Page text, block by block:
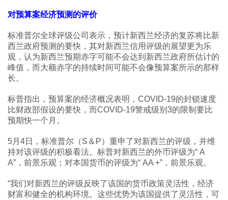
对预算案经济预测的评价
标准普尔全球评级公司表示，预计新西兰经济的复苏将比新
西兰政府预测的要快，其对新西兰信用评级的展望更为乐
观，认为新西兰预期赤字可能不会达到新西兰政府所估计的
峰值，而大额赤字的持续时间可能不会像预算案所示的那样
长。
标普指出，预算案的经济概况表明，COVID-19的封锁速度
比财政部假设的要快，而COVID-19警戒级别3的限制要比
预期快一个月。
5月4日，标准普尔（S＆P）重申了对新西兰的评级，并维
持对该评级的积极看法。标普对新西兰的外币评级为“ A
A”，前景乐观；对本国货币的评级为“ AA +”，前景乐观。
“我们对新西兰的评级反映了该国的货币政策灵活性，经济
财富和健全的机构环境。这些优势为该国提供了灵活性，可